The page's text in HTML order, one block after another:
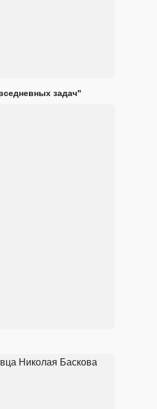
задач"